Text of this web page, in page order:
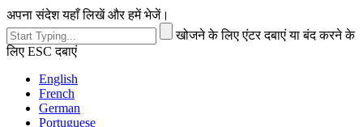
अपना संदेश यहाँ लिखें और हमें भेजें।
खोजने के लिए एंटर दबाएं या बंद करने के
लिए ESC दबाएं
English
French
German
Portuguese